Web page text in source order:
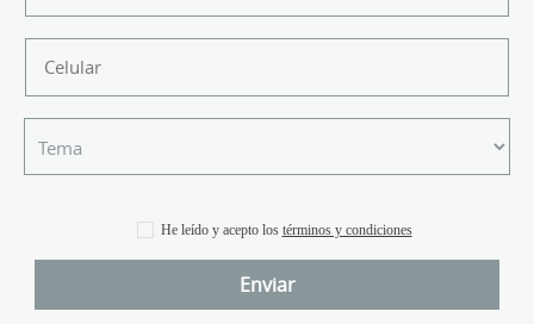
He leído y acepto los términos y condiciones